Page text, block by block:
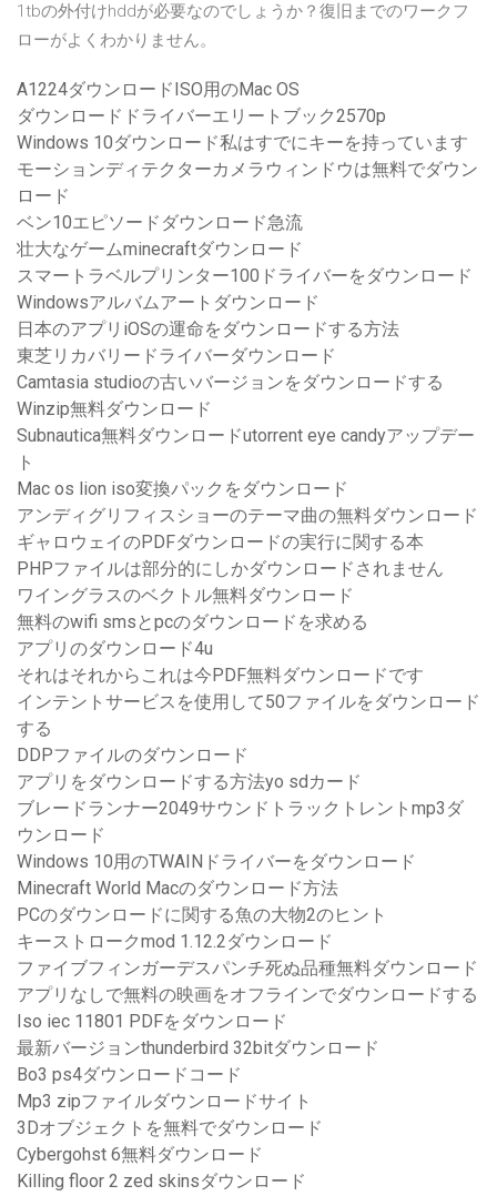
1tbの外付けhddが必要なのでしょうか？復旧までのワークフ
ローがよくわかりません。
A1224ダウンロードISO用のMac OS
ダウンロードドライバーエリートブック2570p
Windows 10ダウンロード私はすでにキーを持っています
モーションディテクターカメラウィンドウは無料でダウン
ロード
ベン10エピソードダウンロード急流
壮大なゲームminecraftダウンロード
スマートラベルプリンター100ドライバーをダウンロード
Windowsアルバムアートダウンロード
日本のアプリiOSの運命をダウンロードする方法
東芝リカバリードライバーダウンロード
Camtasia studioの古いバージョンをダウンロードする
Winzip無料ダウンロード
Subnautica無料ダウンロードutorrent eye candyアップデー
ト
Mac os lion iso変換パックをダウンロード
アンディグリフィスショーのテーマ曲の無料ダウンロード
ギャロウェイのPDFダウンロードの実行に関する本
PHPファイルは部分的にしかダウンロードされません
ワイングラスのベクトル無料ダウンロード
無料のwifi smsとpcのダウンロードを求める
アプリのダウンロード4u
それはそれからこれは今PDF無料ダウンロードです
インテントサービスを使用して50ファイルをダウンロード
する
DDPファイルのダウンロード
アプリをダウンロードする方法yo sdカード
ブレードランナー2049サウンドトラックトレントmp3ダ
ウンロード
Windows 10用のTWAINドライバーをダウンロード
Minecraft World Macのダウンロード方法
PCのダウンロードに関する魚の大物2のヒント
キーストロークmod 1.12.2ダウンロード
ファイブフィンガーデスパンチ死ぬ品種無料ダウンロード
アプリなしで無料の映画をオフラインでダウンロードする
Iso iec 11801 PDFをダウンロード
最新バージョンthunderbird 32bitダウンロード
Bo3 ps4ダウンロードコード
Mp3 zipファイルダウンロードサイト
3Dオブジェクトを無料でダウンロード
Cybergohst 6無料ダウンロード
Killing floor 2 zed skinsダウンロード